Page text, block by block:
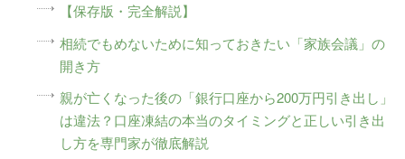
【保存版・完全解説】
相続でもめないために知っておきたい「家族会議」の
開き方
親が亡くなった後の「銀行口座から200万円引き出し」
は違法？口座凍結の本当のタイミングと正しい引き出
し方を専門家が徹底解説